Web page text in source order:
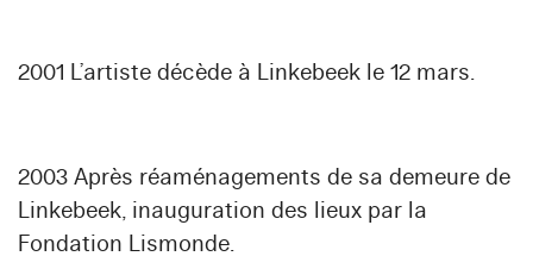
2001 L’artiste décède à Linkebeek le 12 mars.
2003 Après réaménagements de sa demeure de
Linkebeek, inauguration des lieux par la
Fondation Lismonde.